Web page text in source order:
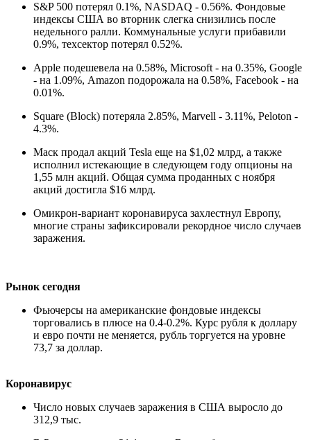
S&P 500 потерял 0.1%, NASDAQ - 0.56%. Фондовые
индексы США во вторник слегка снизились после
недельного ралли. Коммунальные услуги прибавили
0.9%, техсектор потерял 0.52%.
Apple подешевела на 0.58%, Microsoft - на 0.35%, Google
- на 1.09%, Amazon подорожала на 0.58%, Facebook - на
0.01%.
Square (Block) потеряла 2.85%, Marvell - 3.11%, Peloton -
4.3%.
Маск продал акций Tesla еще на $1,02 млрд, а также
исполнил истекающие в следующем году опционы на
1,55 млн акций. Общая сумма проданных с ноября
акций достигла $16 млрд.
Омикрон-вариант коронавируса захлестнул Европу,
многие страны зафиксировали рекордное число случаев
заражения.
Рынок сегодня
Фьючерсы на американские фондовые индексы
торговались в плюсе на 0.4-0.2%. Курс рубля к доллару
и евро почти не меняется, рубль торгуется на уровне
73,7 за доллар.
Коронавирус
Число новых случаев заражения в США выросло до
312,9 тыс.